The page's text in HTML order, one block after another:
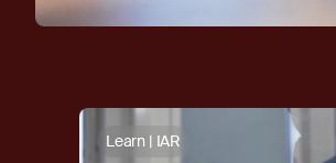
Learn | IAR